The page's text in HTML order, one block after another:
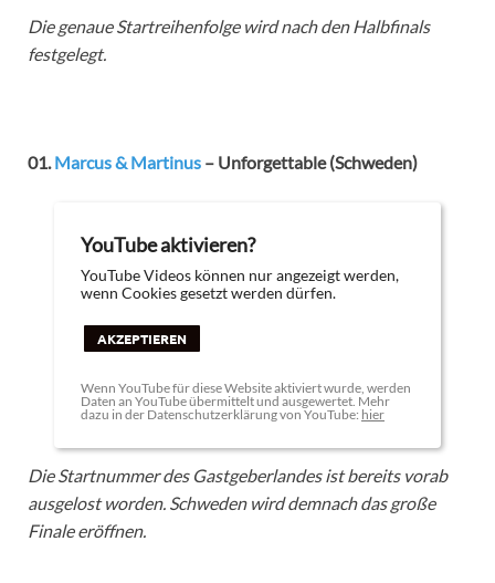
Die genaue Startreihenfolge wird nach den Halbfinals
festgelegt.
01.Marcus & Martinus – Unforgettable (Schweden)
YouTube aktivieren?
YouTube Videos können nur angezeigt werden,
wenn Cookies gesetzt werden dürfen.
AKZEPTIEREN
Wenn YouTube für diese Website aktiviert wurde, werden
Daten an YouTube übermittelt und ausgewertet. Mehr
dazu in der Datenschutzerklärung von YouTube: hier
Die Startnummer des Gastgeberlandes ist bereits vorab
ausgelost worden. Schweden wird demnach das große
Finale eröffnen.